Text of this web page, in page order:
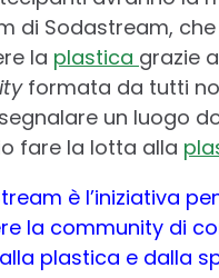
di Sodastream,
la plastica grazie
formata da tutti
un luogo
fare la lotta alla
è l’iniziativa
la community di
plastica e dalla